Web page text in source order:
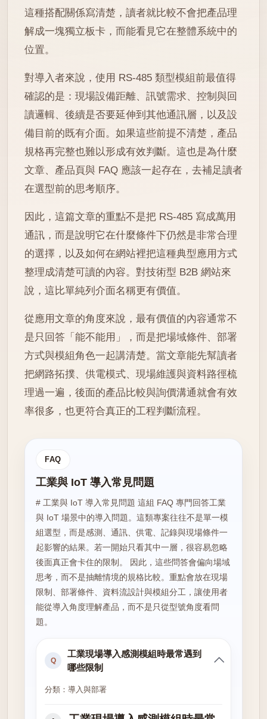
這種搭配關係寫清楚，讀者就比較不會把產品理
解成一塊獨立板卡，而能看見它在整體系統中的
位置。
對導入者來說，使用 RS-485 類型模組前最值得
確認的是：現場設備距離、訊號需求、控制與回
讀邏輯、後續是否要延伸到其他通訊層，以及設
備目前的既有介面。如果這些前提不清楚，產品
規格再完整也難以形成有效判斷。這也是為什麼
文章、產品頁與 FAQ 應該一起存在，去補足讀者
在選型前的思考順序。
因此，這篇文章的重點不是把 RS-485 寫成萬用
通訊，而是說明它在什麼條件下仍然是非常合理
的選擇，以及如何在網站裡把這種典型應用方式
整理成清楚可讀的內容。對技術型 B2B 網站來
說，這比單純列介面名稱更有價值。
從應用文章的角度來說，最有價值的內容通常不
是只回答「能不能用」，而是把場域條件、部署
方式與模組角色一起講清楚。當文章能先幫讀者
把網路拓撲、供電模式、現場維護與資料路徑梳
理過一遍，後面的產品比較與詢價溝通就會有效
率很多，也更符合真正的工程判斷流程。
FAQ
工業與 IoT 導入常見問題
# 工業與 IoT 導入常見問題 這組 FAQ 專門回答工業
與 IoT 場景中的導入問題。這類專案往往不是單一模
組選型，而是感測、通訊、供電、記錄與現場條件一
起影響的結果。若一開始只看其中一層，很容易忽略
後面真正會卡住的限制。 因此，這些問答會偏向場域
思考，而不是抽離情境的規格比較。重點會放在現場
限制、部署條件、資料流設計與模組分工，讓使用者
能從導入角度理解產品，而不是只從型號角度看問
題。
Q
工業現場導入感測模組時最常遇到
哪些限制
分類：導入與部署